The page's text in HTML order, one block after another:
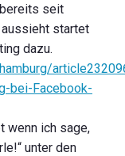
seit
startet
dazu.
bei-Facebook-
wenn ich sage,
unter den